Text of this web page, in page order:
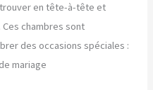
en tête-à-tête et
chambres sont
des occasions spéciales :
mariage